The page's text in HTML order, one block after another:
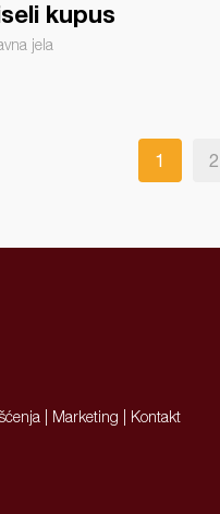
kupus
jela
1 2
Marketing Kontakt